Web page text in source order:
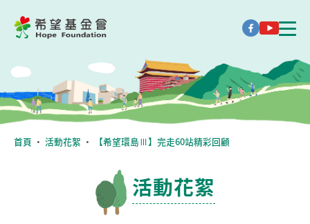
首頁 ・ 活動花絮 ・ 【希望環島Ⅲ】完走60站精彩回顧
活動花絮